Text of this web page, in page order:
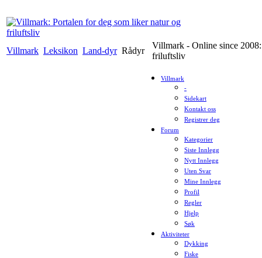
Villmark Leksikon Land-dyr Rådyr
Villmark - Online since
friluftsliv
Villmark
-
Sidekart
Kontakt oss
Registrer deg
Forum
Kategorier
Siste Innlegg
Nytt Innlegg
Uten Svar
Mine Innlegg
Profil
Regler
Hjelp
Søk
Aktiviteter
Dykking
Fiske